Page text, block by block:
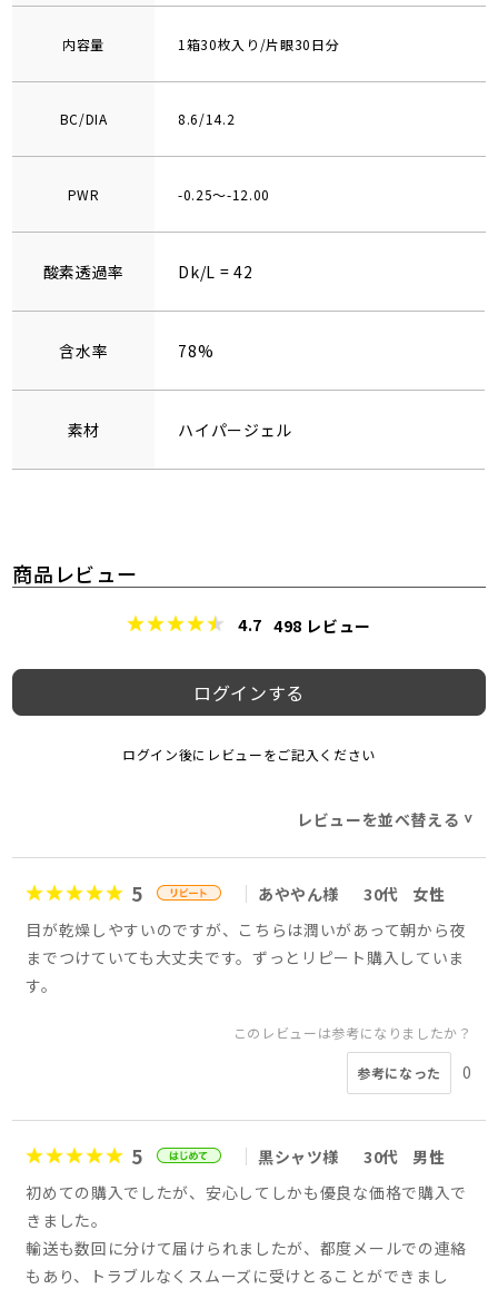
内容量 1箱30枚入り/片眼30日分
BC/DIA 8.6/14.2
PWR -0.25～-12.00
酸素透過率 Dk/L = 42
含水率 78%
素材 ハイパージェル
商品レビュー
4.7 498 レビュー
ログインする
ログイン後にレビューをご記入ください
レビューを並べ替える>
5 あややん様 30代
女性
目が乾燥しやすいのですが、こちらは潤いがあって朝から夜
までつけていても大丈夫です。ずっとリピート購入していま
す。
このレビューは参考になりましたか？
参考になった 0
5 黒シャツ様 30代
男性
初めての購入でしたが、安心してしかも優良な価格で購入で
きました。
輸送も数回に分けて届けられましたが、都度メールでの連絡
もあり、トラブルなくスムーズに受けとることができまし